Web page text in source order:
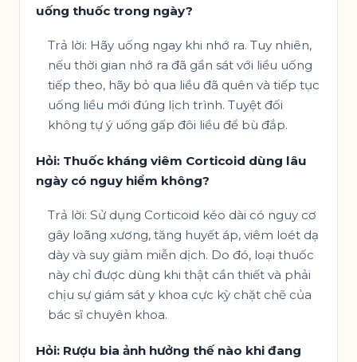
uống thuốc trong ngày?
Trả lời: Hãy uống ngay khi nhớ ra. Tuy nhiên,
nếu thời gian nhớ ra đã gần sát với liều uống
tiếp theo, hãy bỏ qua liều đã quên và tiếp tục
uống liều mới đúng lịch trình. Tuyệt đối
không tự ý uống gấp đôi liều để bù đắp.
Hỏi: Thuốc kháng viêm Corticoid dùng lâu
ngày có nguy hiểm không?
Trả lời: Sử dụng Corticoid kéo dài có nguy cơ
gây loãng xương, tăng huyết áp, viêm loét dạ
dày và suy giảm miễn dịch. Do đó, loại thuốc
này chỉ được dùng khi thật cần thiết và phải
chịu sự giám sát y khoa cực kỳ chặt chẽ của
bác sĩ chuyên khoa.
Hỏi: Rượu bia ảnh hưởng thế nào khi đang